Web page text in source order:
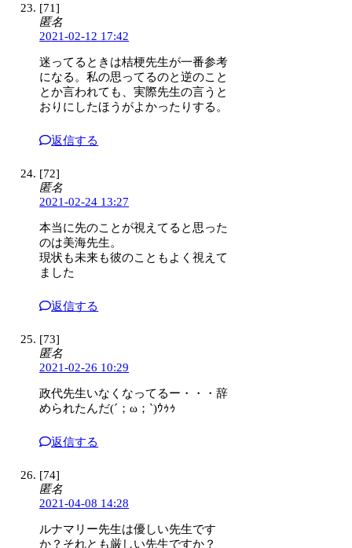
[71]
匿名
2021-02-12 17:42
迷ってるときは桔梗先生が一番参考
になる。私の思ってるのと逆のこと
とか言われても、実際先生の言うと
おりにしたほうがよかったりする。
返信する
[72]
匿名
2021-02-24 13:27
本当に先のことが視えてると思った
のは美海先生。
現状も未来も彼のこともよく視えて
ました
返信する
[73]
匿名
2021-02-26 10:29
政代先生いなくなってるー・・・辞
められたんだ(´；ω；`)ｳｩｩ
返信する
[74]
匿名
2021-04-08 14:28
ルナマリー先生は優しい先生です
か？それとも厳しい先生ですか？